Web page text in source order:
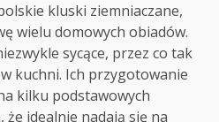
kluski ziemniaczane,
wielu domowych obiadów.
sycące, przez co tak
kuchni. Ich przygotowanie
kilku podstawowych
że idealnie nadają się na